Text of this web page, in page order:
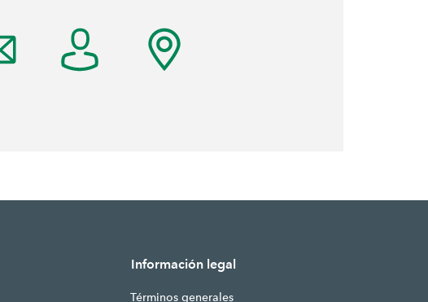
Información legal
Términos generales